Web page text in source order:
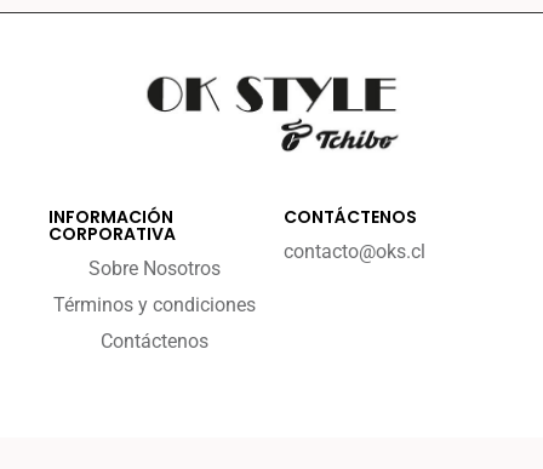
INFORMACIÓN
CORPORATIVA
Sobre Nosotros
Términos y condiciones
Contáctenos
CONTÁCTENOS
contacto@oks.cl